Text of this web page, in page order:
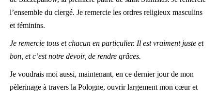
l’ensemble du clergé. Je remercie les ordres religieux masculins
et féminins.
Je remercie tous et chacun en particulier. Il est vraiment juste et
bon, et c’est notre devoir, de rendre grâces.
Je voudrais moi aussi, maintenant, en ce dernier jour de mon
pèlerinage à travers la Pologne, ouvrir largement mon cœur et